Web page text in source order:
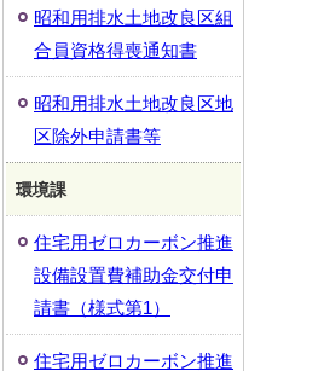
昭和用排水土地改良区組
合員資格得喪通知書
昭和用排水土地改良区地
区除外申請書等
環境課
住宅用ゼロカーボン推進
設備設置費補助金交付申
請書（様式第1）
住宅用ゼロカーボン推進